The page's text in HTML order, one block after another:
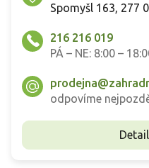
Spomyšl 163, 277
216 216 019
PÁ – NE: 8:00 –
odpovíme